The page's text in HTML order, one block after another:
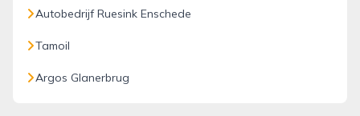
Autobedrijf Ruesink Enschede
Tamoil
Argos Glanerbrug